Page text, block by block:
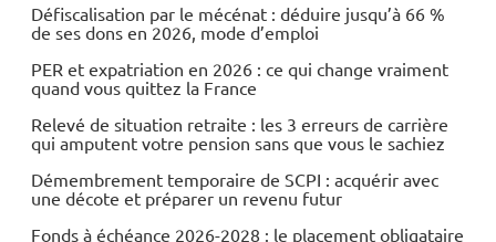
Défiscalisation par le mécénat : déduire jusqu’à 66 %
de ses dons en 2026, mode d’emploi
PER et expatriation en 2026 : ce qui change vraiment
quand vous quittez la France
Relevé de situation retraite : les 3 erreurs de carrière
qui amputent votre pension sans que vous le sachiez
Démembrement temporaire de SCPI : acquérir avec
une décote et préparer un revenu futur
Fonds à échéance 2026-2028 : le placement obligataire